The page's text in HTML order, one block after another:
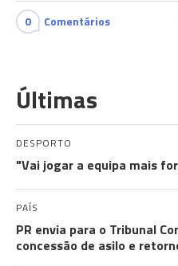
0 Comentários
Últimas
DESPORTO
"Vai jogar a equipa mais
PAÍS
PR envia para o Tribunal
concessão de asilo e